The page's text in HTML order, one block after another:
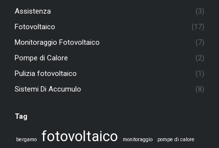
Assistenza
(3)
Fotovoltaico
(17)
Monitoraggio Fotovoltaico
(7)
Pompe di Calore
(2)
Pulizia fotovoltaico
(1)
Sistemi Di Accumulo
(8)
Tag
bergamo fotovoltaico monitoraggio pompe di calore